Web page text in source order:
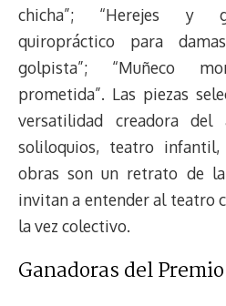
chicha”; “Herejes y
quiropráctico para
golpista”; “Muñeco
prometida”. Las piezas
versatilidad creadora del
soliloquios, teatro
obras son un retrato de
invitan a entender al teatro
la vez colectivo.
Ganadoras del